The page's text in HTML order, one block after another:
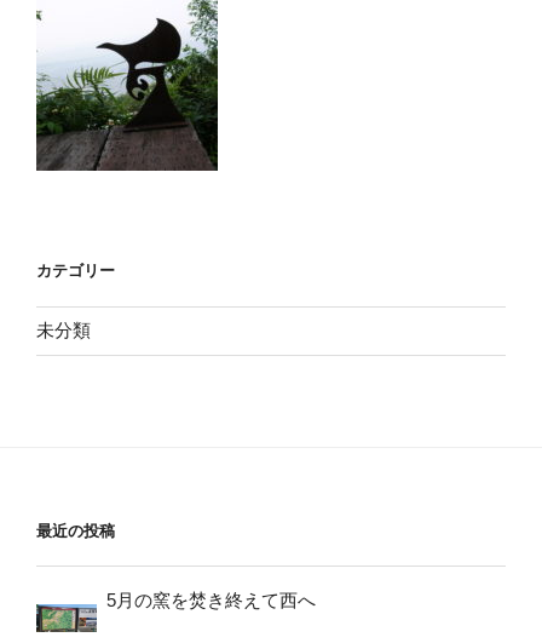
カテゴリー
未分類
最近の投稿
5月の窯を焚き終えて西へ